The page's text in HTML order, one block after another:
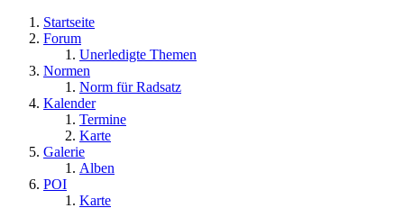
Startseite
Forum
Unerledigte Themen
Normen
Norm für Radsatz
Kalender
Termine
Karte
Galerie
Alben
POI
Karte